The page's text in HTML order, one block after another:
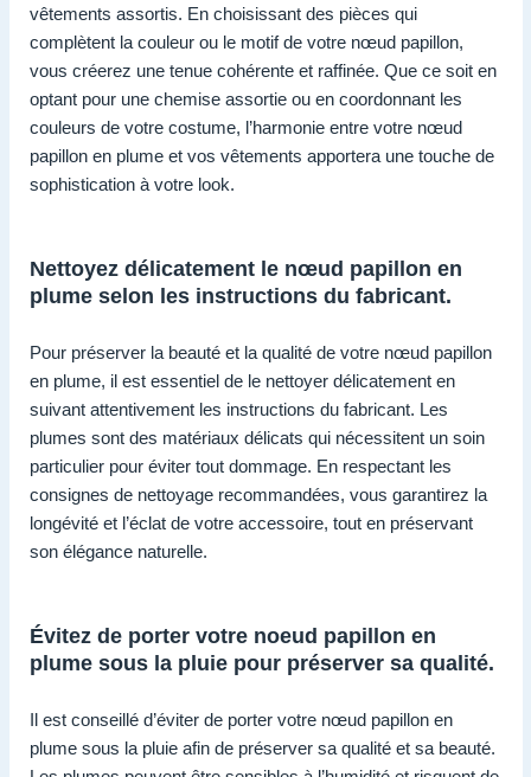
vêtements assortis. En choisissant des pièces qui
complètent la couleur ou le motif de votre nœud papillon,
vous créerez une tenue cohérente et raffinée. Que ce soit en
optant pour une chemise assortie ou en coordonnant les
couleurs de votre costume, l’harmonie entre votre nœud
papillon en plume et vos vêtements apportera une touche de
sophistication à votre look.
Nettoyez délicatement le nœud papillon en
plume selon les instructions du fabricant.
Pour préserver la beauté et la qualité de votre nœud papillon
en plume, il est essentiel de le nettoyer délicatement en
suivant attentivement les instructions du fabricant. Les
plumes sont des matériaux délicats qui nécessitent un soin
particulier pour éviter tout dommage. En respectant les
consignes de nettoyage recommandées, vous garantirez la
longévité et l’éclat de votre accessoire, tout en préservant
son élégance naturelle.
Évitez de porter votre noeud papillon en
plume sous la pluie pour préserver sa qualité.
Il est conseillé d’éviter de porter votre nœud papillon en
plume sous la pluie afin de préserver sa qualité et sa beauté.